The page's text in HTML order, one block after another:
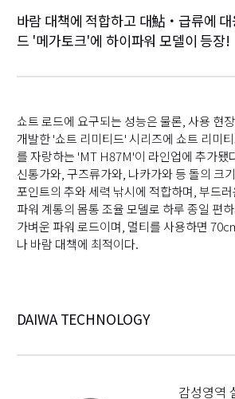
바람 대책에 적합하고 대鮎・급류에
드 '메가토크'에 하이파워 모델이 등장!
쇼트 로드에 요구되는 성능은 물론, 사용 현
개발한 '쇼트 리미티드' 시리즈에 쇼트 리미
를 자랑하는 'MT H87M'이 라인업에 추가됐
신통가와, 구즈류가와, 나카가와 등 돌의 크
포인트의 추와 세력 낚시에 적합하며, 부드
파워 계통의 몸통 조율 모델로 하루 종일 편
가벼운 파워 로드이며, 멀티를 사용하면
나 바람 대책에 최적이다.
DAIWA TECHNOLOGY
감성영역